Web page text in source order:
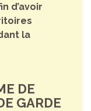
d’avoir
la
DE
GARDE